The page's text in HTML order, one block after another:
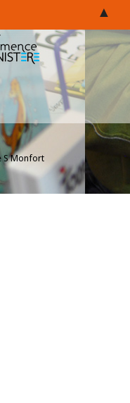
S Monfort
▲